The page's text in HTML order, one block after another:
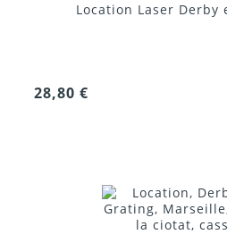
Location Laser Derby
28,80 €